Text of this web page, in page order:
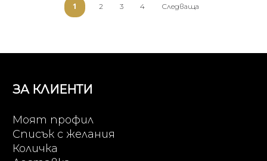
1 2 3 4 Следваща
ЗА КЛИЕНТИ
Моят профил
Списък с желания
Количка